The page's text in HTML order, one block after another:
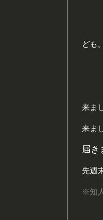
ども。
来ま
来ま
届き
先週
※知